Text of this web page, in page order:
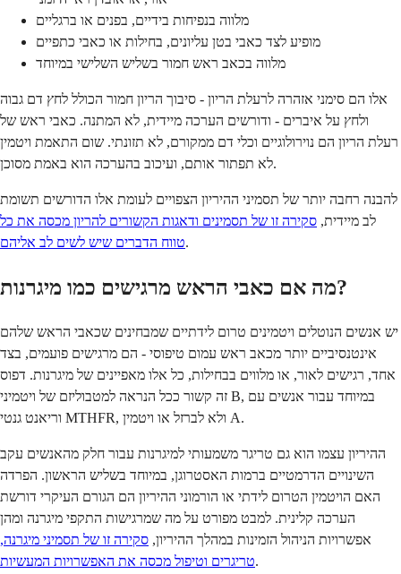
מלווה בנפיחות בידיים, בפנים או ברגליים
מופיע לצד כאבי בטן עליונים, בחילות או כאבי כתפיים
מלווה בכאב ראש חמור בשליש השלישי במיוחד
אלו הם סימני אזהרה לרעלת הריון - סיבוך הריון חמור הכולל לחץ דם גבוה
ולחץ על איברים - ודורשים הערכה מיידית, לא המתנה. כאבי ראש של
רעלת הריון הם נוירולוגיים וכלי דם ממקורם, לא תזונתי. שום התאמת ויטמין
לא תפתור אותם, ועיכוב בהערכה הוא באמת מסוכן.
להבנה רחבה יותר של תסמיני ההיריון הצפויים לעומת אלו הדורשים תשומת
לב מיידית, סקירה זו של תסמינים ודאגות הקשורים להריון מכסה את כל
טווח הדברים שיש לשים לב אליהם.
מה אם כאבי הראש מרגישים כמו מיגרנות?
יש אנשים הנוטלים ויטמינים טרום לידתיים שמבחינים שכאבי הראש שלהם
אינטנסיביים יותר מכאב ראש עמום טיפוסי - הם מרגישים פועמים, בצד
אחד, רגישים לאור, או מלווים בבחילות, כל אלו מאפיינים של מיגרנות. דפוס
זה קשור ככל הנראה למטבוליזם של ויטמיני B, במיוחד עבור אנשים עם
וריאנט גנטי MTHFR, ולא לברזל או ויטמין A.
ההיריון עצמו הוא גם טריגר משמעותי למיגרנות עבור חלק מהאנשים עקב
השינויים הדרמטיים ברמות האסטרוגן, במיוחד בשליש הראשון. הפרדה
האם הויטמין הטרום לידתי או הורמוני ההיריון הם הגורם העיקרי דורשת
הערכה קלינית. למבט מפורט על מה שמרגישות התקפי מיגרנה ומהן
אפשרויות הניהול הזמינות במהלך ההיריון, סקירה זו של תסמיני מיגרנה,
טריגרים וטיפול מכסה את האפשרויות המעשיות.